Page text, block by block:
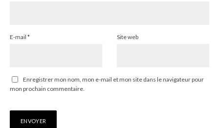
E-mail * Site web
Enregistrer mon nom, mon e-mail et mon site dans le navigateur pour
mon prochain commentaire.